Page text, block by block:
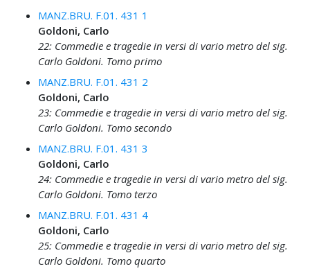
MANZ.BRU. F.01. 431 1
Goldoni, Carlo
22: Commedie e tragedie in versi di vario metro del sig.
Carlo Goldoni. Tomo primo
MANZ.BRU. F.01. 431 2
Goldoni, Carlo
23: Commedie e tragedie in versi di vario metro del sig.
Carlo Goldoni. Tomo secondo
MANZ.BRU. F.01. 431 3
Goldoni, Carlo
24: Commedie e tragedie in versi di vario metro del sig.
Carlo Goldoni. Tomo terzo
MANZ.BRU. F.01. 431 4
Goldoni, Carlo
25: Commedie e tragedie in versi di vario metro del sig.
Carlo Goldoni. Tomo quarto